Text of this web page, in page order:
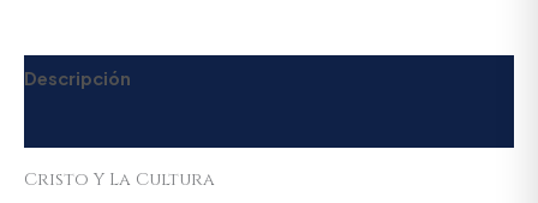
Descripción
Cristo Y La Cultura